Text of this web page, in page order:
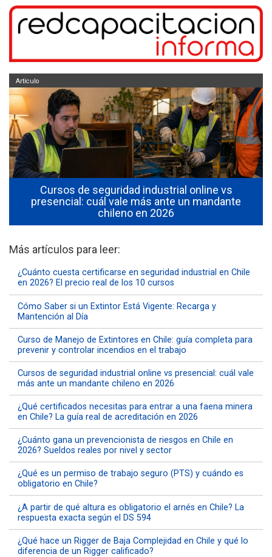
Cursos de seguridad industrial online vs
presencial: cuál vale más ante un mandante
chileno en 2026
Artículo
Más artículos para leer:
¿Cuánto cuesta certificarse en seguridad industrial en Chile
en 2026? El precio real de los 10 cursos
Cómo Saber si un Extintor Está Vigente: Recarga y
Mantención al Día
Curso de Manejo de Extintores en Chile: guía completa para
prevenir y controlar incendios en el trabajo
Cursos de seguridad industrial online vs presencial: cuál vale
más ante un mandante chileno en 2026
¿Qué certificados necesitas para entrar a una faena minera
en Chile? La guía real de acreditación en 2026
¿Cuánto gana un prevencionista de riesgos en Chile en
2026? Sueldos reales por nivel y sector
¿Qué es un permiso de trabajo seguro (PTS) y cuándo es
obligatorio en Chile?
¿A partir de qué altura es obligatorio el arnés en Chile? La
respuesta exacta según el DS 594
¿Qué hace un Rigger de Baja Complejidad en Chile y qué lo
diferencia de un Rigger calificado?